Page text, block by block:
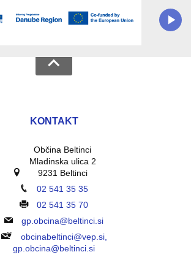
KONTAKT
Občina Beltinci
Mladinska ulica 2
9231 Beltinci
02 541 35 35
02 541 35 70
gp.obcina@beltinci.si
obcinabeltinci@vep.si,
gp.obcina@beltinci.si